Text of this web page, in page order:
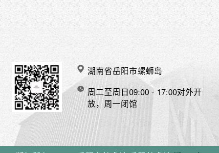
湖南省岳阳市螺蛳岛
周二至周日09:00 - 17:00对外开
放，周一闭馆